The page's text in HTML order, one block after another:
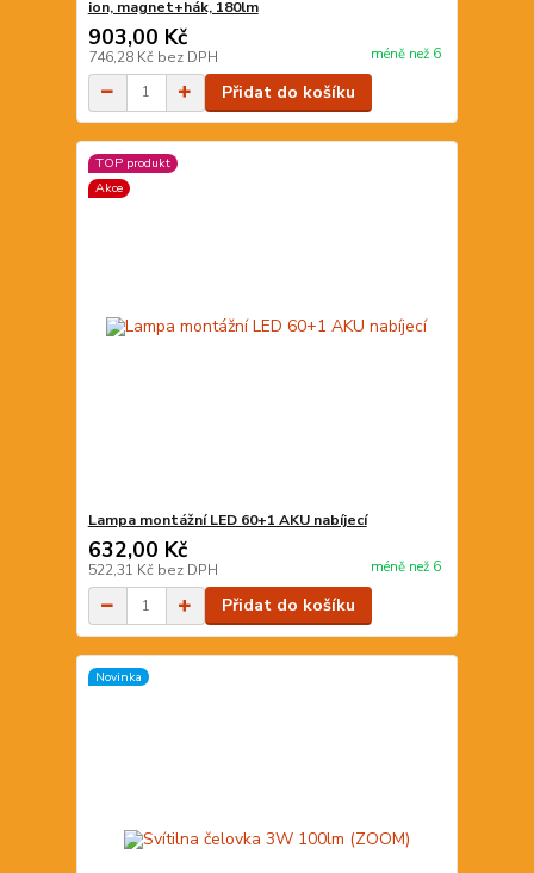
ion, magnet+hák, 180lm
903,00 Kč
746,28 Kč bez DPH méně než 6
Přidat do košíku
TOP produkt
Akce
Lampa montážní LED 60+1 AKU nabíjecí
632,00 Kč
522,31 Kč bez DPH méně než 6
Přidat do košíku
Novinka